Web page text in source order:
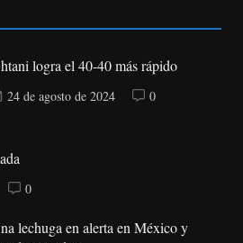
logra el 40-40 más rápido
24 de agosto de 2024 0
0
lechuga en alerta en México y